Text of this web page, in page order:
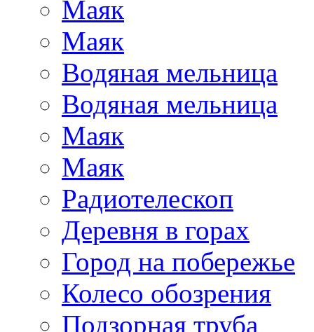
Маяк
Маяк
Водяная мельница
Водяная мельница
Маяк
Маяк
Радиотелескоп
Деревня в горах
Город на побережье
Колесо обозрения
Подзорная труба